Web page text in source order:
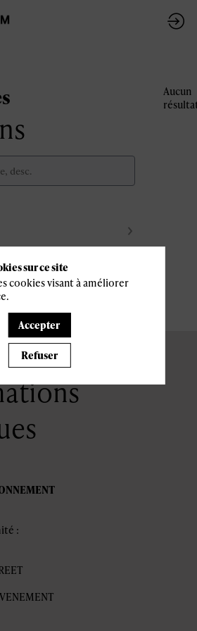
Aucun
:
sur ce site
cookies visant à améliorer
Accepter
Refuser